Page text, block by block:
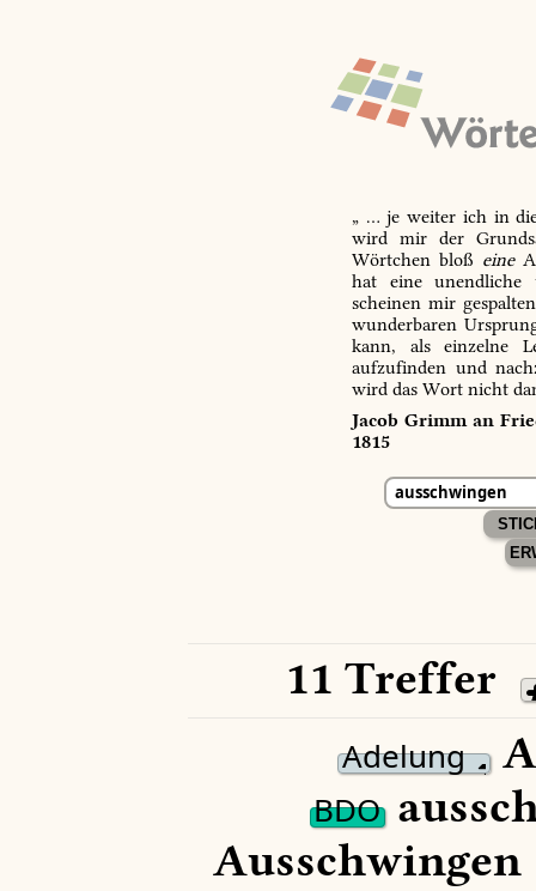
„ … je weiter ich in
wird mir der
Wörtchen bloß eine
hat eine unendliche
scheinen mir
wunderbaren
kann, als einzelne
aufzufinden und
wird das Wort nicht
Jacob Grimm an
1815
11 Treffer
Adelung
BDO
Ausschwingen